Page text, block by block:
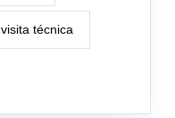
visita técnica